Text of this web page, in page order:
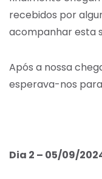
recebidos por
acompanhar esta
Após a nossa
esperava-nos
Dia 2 – 05/09/